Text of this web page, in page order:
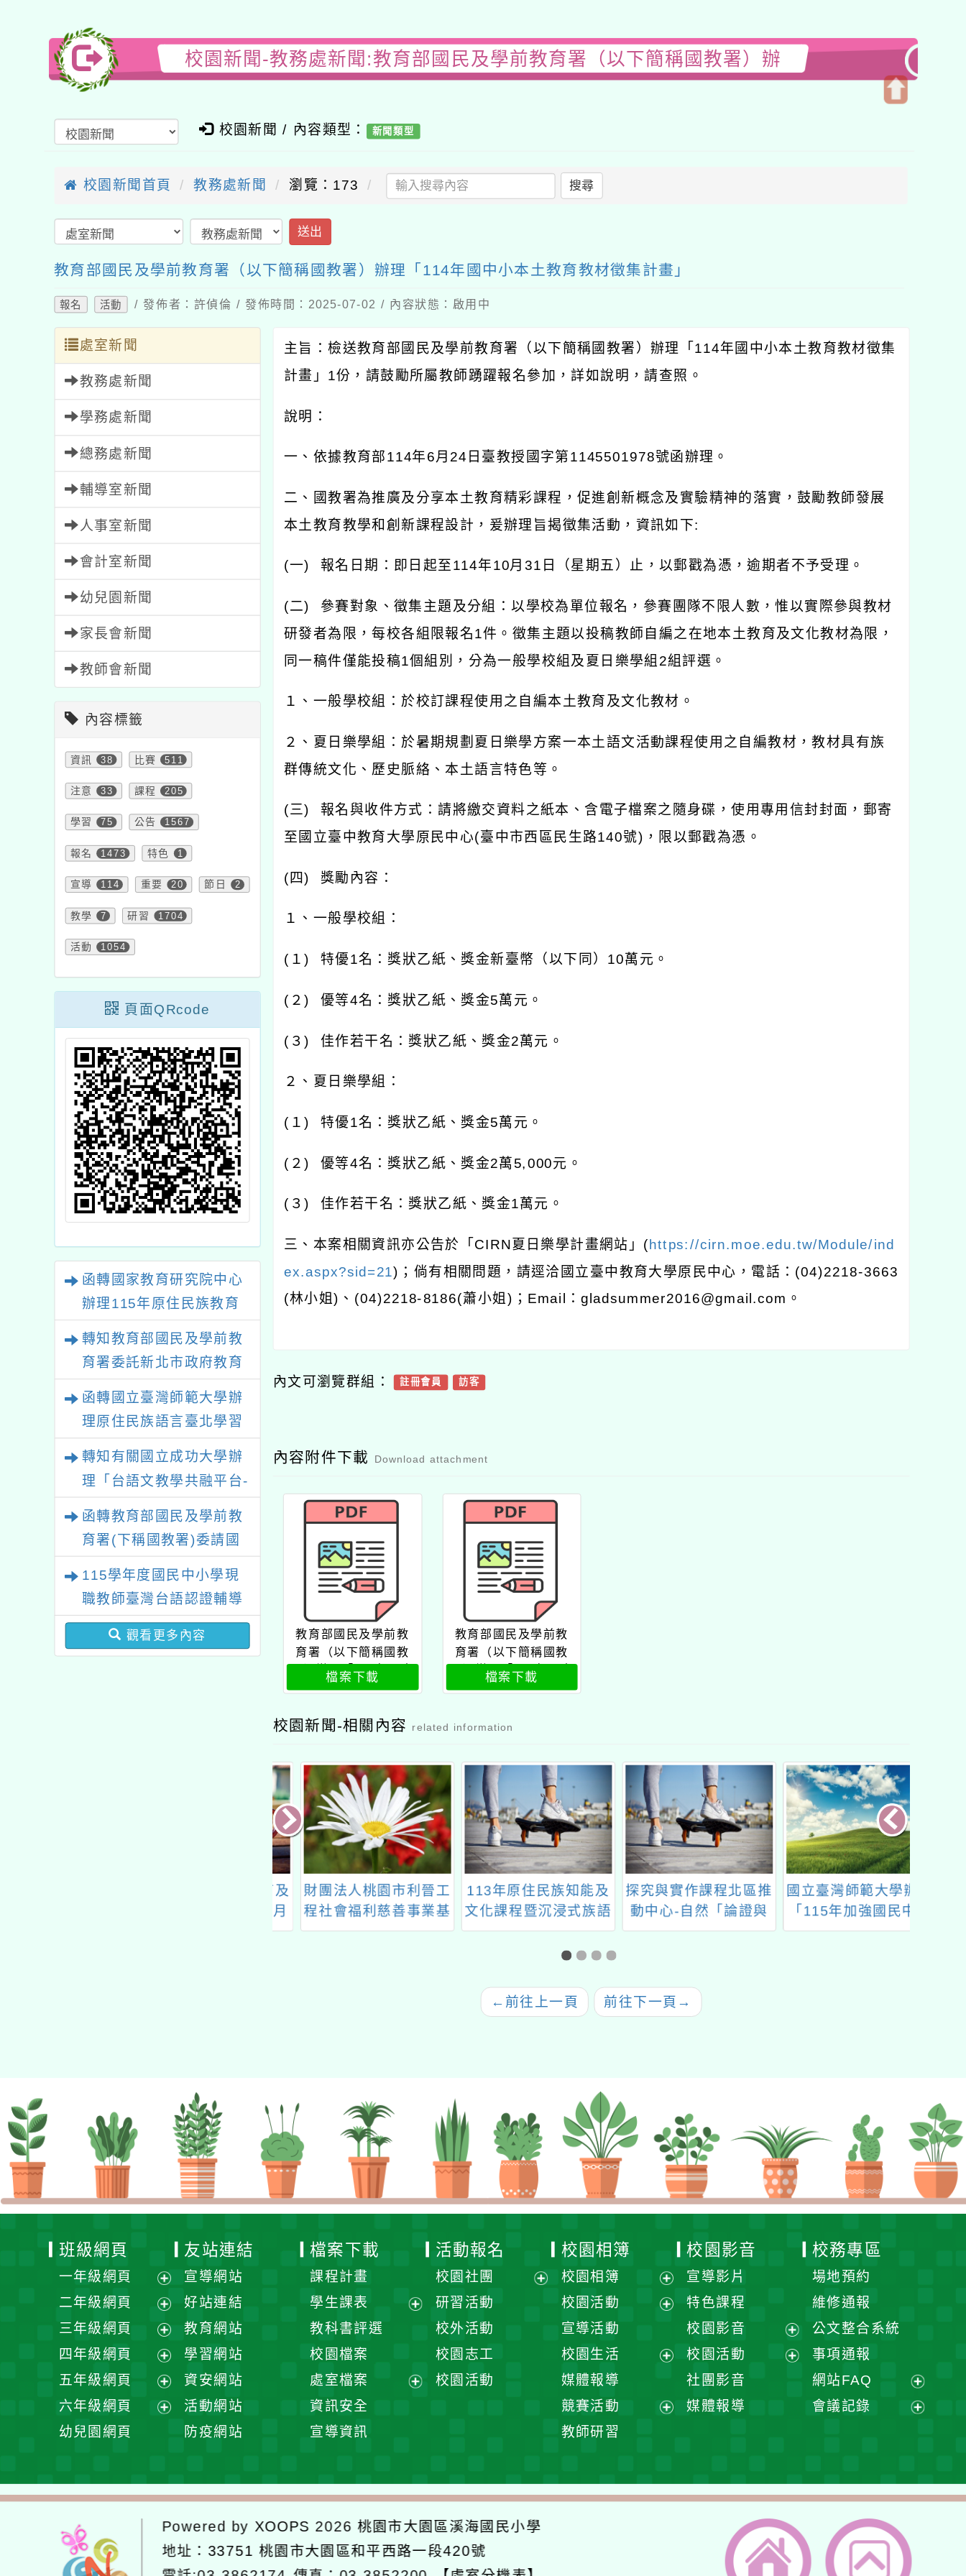
校園新聞-教務處新聞:教育部國民及學前教育署（以下簡稱國教署）辦
校園新聞 / 內容類型： 新聞類型
校園新聞首頁 教務處新聞 瀏覽：173 搜尋
送出
教育部國民及學前教育署（以下簡稱國教署）辦理「114年國中小本土教育教材徵集計畫」
報名 活動 / 發佈者：許偵倫 / 發佈時間：2025-07-02 / 內容狀態：啟用中
處室新聞
教務處新聞
學務處新聞
總務處新聞
輔導室新聞
人事室新聞
會計室新聞
幼兒園新聞
家長會新聞
教師會新聞
內容標籤
資訊 38 比賽 511
注意 33 課程 205
學習 75 公告 1567
報名 1473 特色 1
宣導 114 重要 20 節日 2
教學 7 研習 1704
活動 1054
頁面QRcode
函轉國家教育研究院中心
辦理115年原住民族教育
政策研討會「原住民族教
育國際趨勢與發展」
轉知教育部國民及學前教
育署委託新北市政府教育
局辦理「115年度教師專
業成長研習實施計畫－夢
的N次方素養工作坊新北
場」計畫
函轉國立臺灣師範大學辦
理原住民族語言臺北學習
中心115年度第2期「族語
轉知有關國立成功大學辦
理「台語文教學共融平台-
函轉教育部國民及學前教
育署(下稱國教署)委請國
組G-4-6『健康學一下』
澳洲塔斯馬尼亞大學參訪
115學年度國民中小學現
職教師臺灣台語認證輔導
增能課程計畫
觀看更多內容
主旨：檢送教育部國民及學前教育署（以下簡稱國教署）辦理「 114年國中小本土教育教材徵集
計畫」 1份，請鼓勵所屬教師踴躍報名參加，詳如說明，請查照。
說明：
一、依據教育部114年6月 24 日臺教授國字第 1145501978號函辦理。
二、國教署為推廣及分享本土教育精彩課程，促進創新概念及實驗精神的落實，鼓勵教師發展
本土教育教學和創新課程設計，爰辦理旨揭徵集活動，資訊如下:
(一) 報名日期：即日起至 114年10月 31 日（星期五）止，以郵戳為憑，逾期者不予受理。
(二) 參賽對象、徵集主題及分組：以學校為單位報名，參賽團隊不限人數，惟以實際參與教材
研發者為限，每校各組限報名1件。徵集主題以投稿教師自編之在地本土教育及文化教材為限，
同一稿件僅能投稿1個組別，分為一般學校組及夏日樂學組 2組評選。
１、一般學校組：於校訂課程使用之自編本土教育及文化教材。
２、夏日樂學組：於暑期規劃夏日樂學方案一本土語文活動課程使用之自編教材，教材具有族
群傳統文化、歷史脈絡、本土語言特色等。
(三) 報名與收件方式：請將繳交資料之紙本、含電子檔案之隨身碟，使用專用信封封面，郵寄
至國立臺中教育大學原民中心(臺中市西區民生路140號) ，限以郵戳為憑。
( 四) 獎勵內容：
１、一般學校組：
( １) 特優1名：獎狀乙紙、獎金新臺幣（以下同） 10萬元。
( ２) 優等4名：獎狀乙紙、獎金5萬元。
( ３) 佳作若干名：獎狀乙紙、獎金2萬元。
２、夏日樂學組：
( １) 特優1名：獎狀乙紙、獎金5萬元。
( ２) 優等4名：獎狀乙紙、獎金2萬5,000元。
( ３) 佳作若干名：獎狀乙紙、獎金1萬元。
三、本案相關資訊亦公告於「 CIRN夏日樂學計畫網站」 (https://cirn.moe.edu.tw/Module/ind
ex.aspx?sid=21) ；倘有相關問題，請逕洽國立臺中教育大學原民中心，電話： (04)2218-3663
(林小姐) 、 (04)2218-8186(蕭小姐) ； Email ：gladsummer2016@gmail.com 。
內文可瀏覽群組： 註冊會員 訪客
內容附件下載 Download attachment
教育部國民及學前教
育署（以下簡稱國教
署）辦理「114年國中
小本土教育教材徵集
檔案下載
教育部國民及學前教
育署（以下簡稱國教
署）辦理「114年國中
小本土教育教材徵集
檔案下載
校園新聞-相關內容 related information
財團法人桃園市利晉工
程社會福利慈善事業基
金會辦理「第七屆利晉
113年原住民族知能及
文化課程暨沉浸式族語
教學教師增能工作坊-
探究與實作課程北區推
動中心-自然「論證與
建模-進階工作坊」
國立臺灣師範大學辦理
「115年加強國民中小
學自然科學領域教師操
← 前往上一頁 前往下一頁 →
班級網頁
一年級網頁
展
選
單
二年級網頁
展
選
單
三年級網頁
展
開
選
單
四年級網頁
展
開
選
五年級網頁
展
開
六年級網頁
單
幼兒園網頁
友站連結
宣導網站
好站連結
教育網站
學習網站
資安網站
活動網站
防疫網站
檔案下載
課程計畫
學生課表
單
教科書評選
校園檔案
處室檔案
資訊安全
宣導資訊
活動報名
校園社團
研習活動
校外活動
校園志工
校園活動
校園相簿
校園相簿
展
單
校園活動
選
宣導活動
校園生活
選
媒體報導
競賽活動
單
教師研習
校園影音
宣導影片
特色課程
校園影音
展
開
校園活動
社團影音
媒體報導
校務專區
場地預約
維修通報
公文整合系統
事項通報
網站FAQ
展
開
會議記錄
單
Powered by XOOPS 2026桃園市大園區溪海國民小學
地址： 33751 桃園市大園區和平西路一段420號